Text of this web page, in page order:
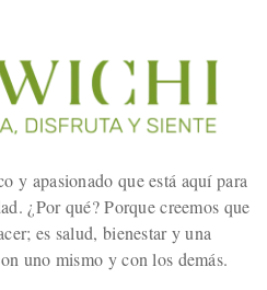
y apasionado que está aquí para
¿Por qué? Porque creemos que
es salud, bienestar y una
uno mismo y con los demás.